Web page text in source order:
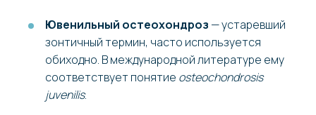
Ювенильный остеохондроз — устаревший
зонтичный термин, часто используется
обиходно. В международной литературе ему
соответствует понятие osteochondrosis
juvenilis.